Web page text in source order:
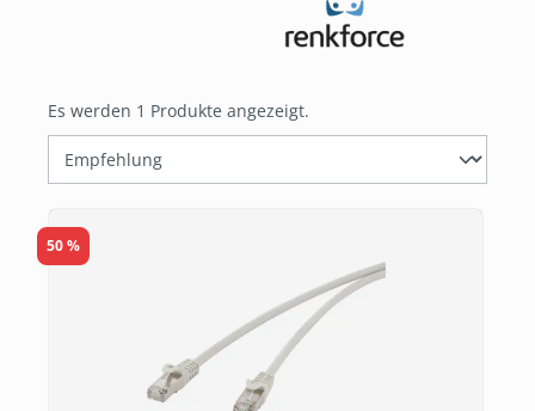
Es werden 1 Produkte angezeigt.
50 %